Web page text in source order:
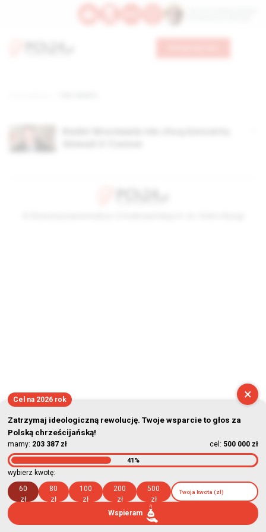
×
Cel na 2026 rok
Zatrzymaj ideologiczną rewolucję. Twoje wsparcie to głos za
Polską chrześcijańską!
mamy: 203 387 zł cel: 500 000 zł
41%
wybierz kwotę:
60
zł
80
zł
100
zł
200
zł
500
zł
Wspieram